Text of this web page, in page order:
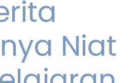
Niat